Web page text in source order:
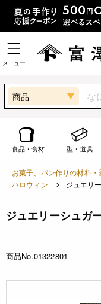
メニュー
商品
食品・食材 型・道具
お菓子、パン作りの材料・
ハロウィン
ジュエリ
ジュエリーシュ
商品No.01322801